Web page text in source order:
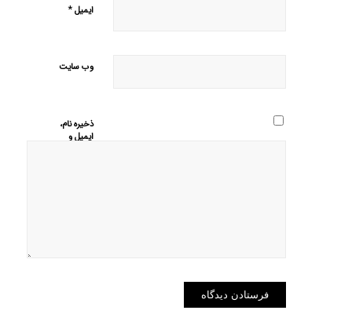
ایمیل*
وب‌ سایت
ذخیره نام،
ایمیل و